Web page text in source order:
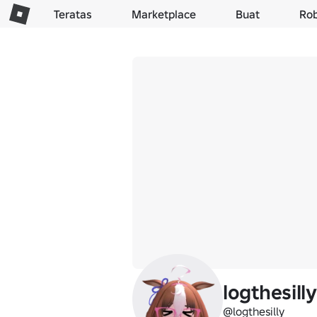
Teratas Marketplace Buat
logthesilly
@logthesilly